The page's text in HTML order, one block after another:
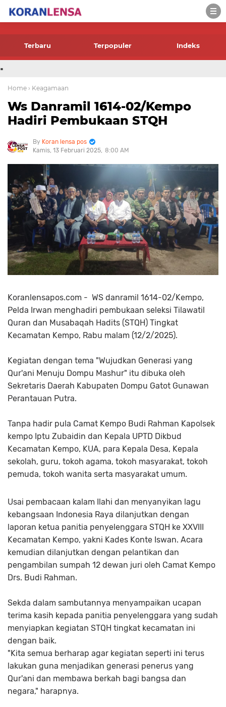
-->
Terbaru Terpopuler Indeks
.
Home › Keagamaan
Ws Danramil 1614-02/Kempo
Hadiri Pembukaan STQH
Koran lensa pos
Kamis, 13 Februari 2025 8:00 AM
Koranlensapos.com - WS danramil 1614-02/Kempo,
Pelda Irwan menghadiri pembukaan seleksi Tilawatil
Quran dan Musabaqah Hadits (STQH) Tingkat
Kecamatan Kempo, Rabu malam (12/2/2025).
Kegiatan dengan tema "Wujudkan Generasi yang
Qur'ani Menuju Dompu Mashur" itu dibuka oleh
Sekretaris Daerah Kabupaten Dompu Gatot Gunawan
Perantauan Putra.
Tanpa hadir pula Camat Kempo Budi Rahman Kapolsek
kempo Iptu Zubaidin dan Kepala UPTD Dikbud
Kecamatan Kempo, KUA, para Kepala Desa, Kepala
sekolah, guru, tokoh agama, tokoh masyarakat, tokoh
pemuda, tokoh wanita serta masyarakat umum.
Usai pembacaan kalam Ilahi dan menyanyikan lagu
kebangsaan Indonesia Raya dilanjutkan dengan
laporan ketua panitia penyelenggara STQH ke XXVIII
Kecamatan Kempo, yakni Kades Konte Iswan. Acara
kemudian dilanjutkan dengan pelantikan dan
pengambilan sumpah 12 dewan juri oleh Camat Kempo
Drs. Budi Rahman.
Sekda dalam sambutannya menyampaikan ucapan
terima kasih kepada panitia penyelenggara yang sudah
menyiapkan kegiatan STQH tingkat kecamatan ini
dengan baik.
"Kita semua berharap agar kegiatan seperti ini terus
lakukan guna menjadikan generasi penerus yang
Qur'ani dan membawa berkah bagi bangsa dan
negara," harapnya.